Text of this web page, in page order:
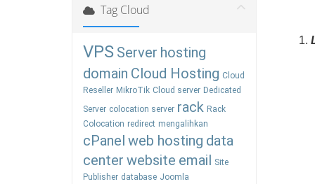
1.
Tag Cloud
VPS Server hosting
domain Cloud Hosting Cloud
Reseller MikroTik Cloud server Dedicated
Server colocation server rack Rack
Colocation redirect mengalihkan
cPanel web hosting data
center website email Site
Publisher database Joomla